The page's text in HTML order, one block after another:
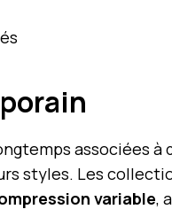
associées à
styles. Les
variable,